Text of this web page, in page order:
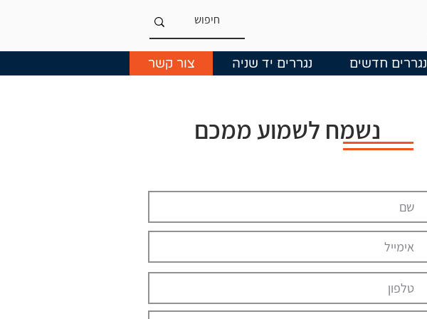
נגררים חדשים נגררים יד שניה צור קשר
נשמח לשמוע ממכם